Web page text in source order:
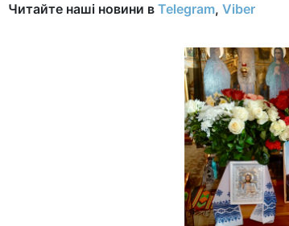
Читайте наші новини в Telegram, Viber